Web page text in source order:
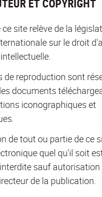
ET COPYRIGHT
site relève de la
sur le droit
de reproduction sont
documents
iconographiques et
de tout ou partie de ce
quel qu'il soit
sauf autorisation
de la publication.